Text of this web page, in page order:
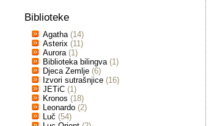
Biblioteke
Agatha (14)
Asterix (11)
Aurora (1)
Biblioteka bilingva (1)
Djeca Zemlje (6)
Izvori sutrašnjice (16)
JETiC (1)
Kronos (18)
Leonardo (2)
Luč (54)